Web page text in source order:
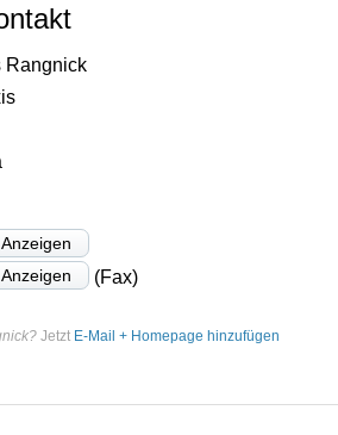
Rangnick
Anzeigen
Anzeigen (Fax)
Jetzt E-Mail + Homepage hinzufügen